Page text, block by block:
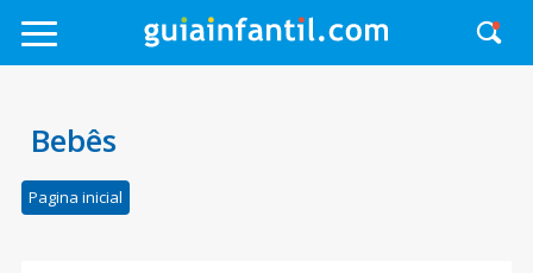
Bebês
Pagina inicial